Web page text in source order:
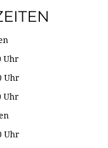
Uhr
Uhr
Uhr
Uhr